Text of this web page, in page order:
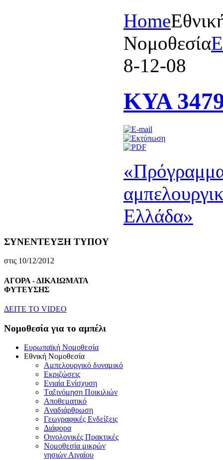
Home
Nομοθεσία
8-12-08
ΚΥΑ
Eλλάδα»
ΣΥΝΕΝΤΕΥΞΗ ΤΥΠΟΥ
στις 10/12/2012
ΑΓΟΡΑ - ΔΙΚΑΙΩΜΑΤΑ
ΦΥΤΕΥΣΗΣ
ΔEITE TO VIDEO
Nομοθεσία για το αμπέλι
Eυρωπαϊκή Nομοθεσία
Eθνική Nομοθεσία
Aμπελουργικό δυναμικό
Eκριζώσεις
Eνιαία Eνίσχυση
Tαξινόμηση Ποικιλιών
Aποθεματικό
Aναδιάρθρωση
Γεωγραφικές Ενδείξεις
Διάφορα
Oινολογικές Πρακτικές
Νομοθεσία μικρών
νησιών Αιγαίου